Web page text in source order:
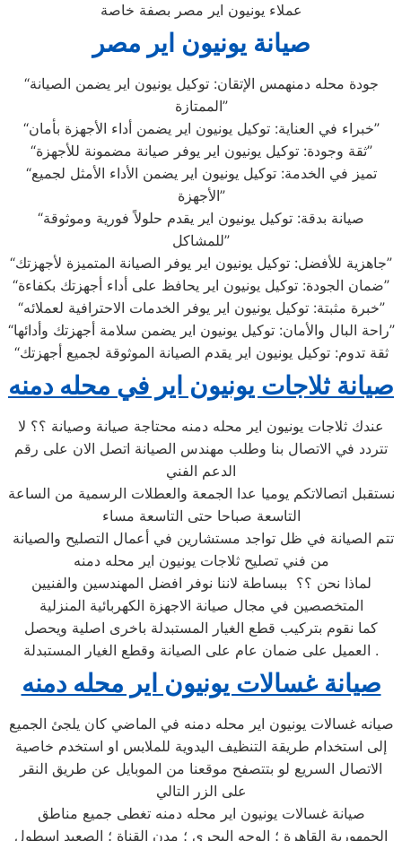
عملاء يونيون اير مصر بصفة خاصة
صيانة يونيون اير مصر
“جودة محله دمنهمس الإتقان: توكيل يونيون اير يضمن الصيانة
الممتازة”
“خبراء في العناية: توكيل يونيون اير يضمن أداء الأجهزة بأمان”
“ثقة وجودة: توكيل يونيون اير يوفر صيانة مضمونة للأجهزة”
“تميز في الخدمة: توكيل يونيون اير يضمن الأداء الأمثل لجميع
الأجهزة”
“صيانة بدقة: توكيل يونيون اير يقدم حلولاً فورية وموثوقة
للمشاكل”
“جاهزية للأفضل: توكيل يونيون اير يوفر الصيانة المتميزة لأجهزتك”
“ضمان الجودة: توكيل يونيون اير يحافظ على أداء أجهزتك بكفاءة”
“خبرة مثبتة: توكيل يونيون اير يوفر الخدمات الاحترافية لعملائه”
“راحة البال والأمان: توكيل يونيون اير يضمن سلامة أجهزتك وأدائها”
“ثقة تدوم: توكيل يونيون اير يقدم الصيانة الموثوقة لجميع أجهزتك
صيانة ثلاجات يونيون اير في محله دمنه
عندك ثلاجات يونيون اير محله دمنه محتاجة صيانة وصيانة ؟؟ لا
تتردد في الاتصال بنا وطلب مهندس الصيانة اتصل الان على رقم
الدعم الفني
نستقبل اتصالاتكم يوميا عدا الجمعة والعطلات الرسمية من الساعة
التاسعة صباحا حتى التاسعة مساء
من فني تصليح ثلاجات يونيون اير محله دمنه
لماذا نحن ؟؟ ببساطة لاننا نوفر افضل المهندسين والفنيين
المتخصصين في مجال صيانة الاجهزة الكهربائية المنزلية
كما نقوم بتركيب قطع الغيار المستبدلة باخرى اصلية ويحصل
العميل على ضمان عام على الصيانة وقطع الغيار المستبدلة .
صيانة غسالات يونيون اير محله دمنه
صيانه غسالات يونيون اير محله دمنه في الماضي كان يلجئ الجميع
إلى استخدام طريقة التنظيف اليدوية للملابس او استخدم خاصية
الاتصال السريع لو بتتصفح موقعنا من الموبايل عن طريق النقر
على الزر التالي
صيانة غسالات يونيون اير محله دمنه تغطى جميع مناطق
الجمهورية القاهرة ؛ الوجه البحري ؛ مدن القناة ؛ الصعيد اسطول